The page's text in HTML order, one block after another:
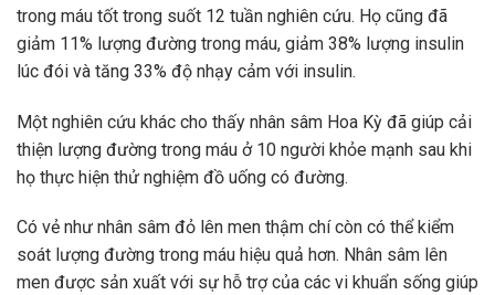
trong máu tốt trong suốt 12 tuần nghiên cứu. Họ cũng đã
giảm 11% lượng đường trong máu, giảm 38% lượng insulin
lúc đói và tăng 33% độ nhạy cảm với insulin.
Một nghiên cứu khác cho thấy nhân sâm Hoa Kỳ đã giúp cải
thiện lượng đường trong máu ở 10 người khỏe mạnh sau khi
họ thực hiện thử nghiệm đồ uống có đường.
Có vẻ như nhân sâm đỏ lên men thậm chí còn có thể kiểm
soát lượng đường trong máu hiệu quả hơn. Nhân sâm lên
men được sản xuất với sự hỗ trợ của các vi khuẩn sống giúp